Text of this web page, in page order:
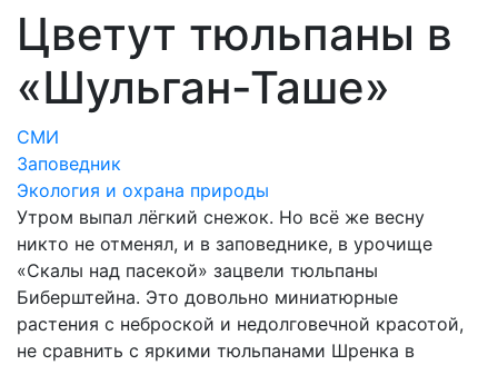
Цветут тюльпаны в
«Шульган-Таше»
СМИ
Заповедник
Экология и охрана природы
Утром выпал лёгкий снежок. Но всё же весну
никто не отменял, и в заповеднике, в урочище
«Скалы над пасекой» зацвели тюльпаны
Биберштейна. Это довольно миниатюрные
растения с неброской и недолговечной красотой,
не сравнить с яркими тюльпанами Шренка в